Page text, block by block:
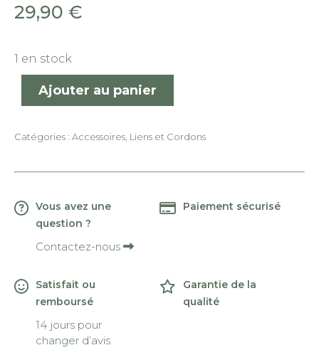
29,90 €
1 en stock
Ajouter au panier
Catégories : Accessoires Liens et Cordons
Vous avez une
question ?
Contactez-nous
Paiement sécurisé
Satisfait ou
remboursé
14 jours pour
changer d’avis
Garantie de la
qualité